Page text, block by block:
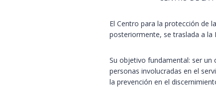
El Centro para la protección de
posteriormente, se traslada a la
Su objetivo fundamental: ser
personas involucradas en el
la prevención en el